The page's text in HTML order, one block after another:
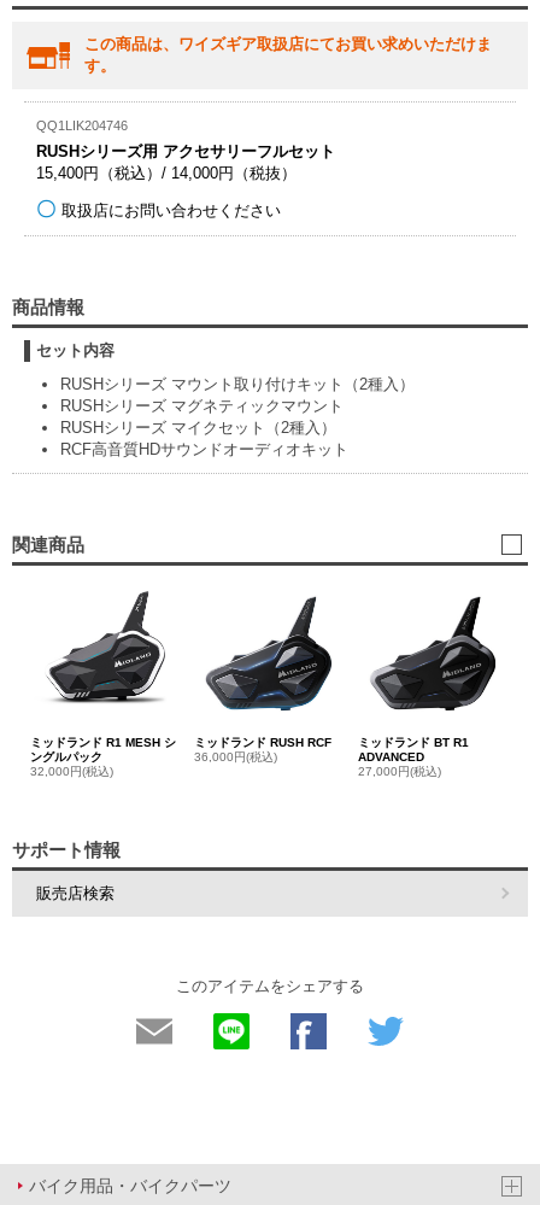
この商品は、ワイズギア取扱店にてお買い求めいただけま
す。
QQ1LIK204746
RUSHシリーズ用 アクセサリーフルセット
15,400円（税込）/ 14,000円（税抜）
取扱店にお問い合わせください
商品情報
セット内容
RUSHシリーズ マウント取り付けキット（2種入）
RUSHシリーズ マグネティックマウント
RUSHシリーズ マイクセット（2種入）
RCF高音質HDサウンドオーディオキット
関連商品
ミッドランド R1 MESH シ
ングルパック
32,000円(税込)
ミッドランド RUSH RCF
36,000円(税込)
ミッドランド BT R1
ADVANCED
27,000円(税込)
サポート情報
販売店検索
このアイテムをシェアする
バイク用品・バイクパーツ